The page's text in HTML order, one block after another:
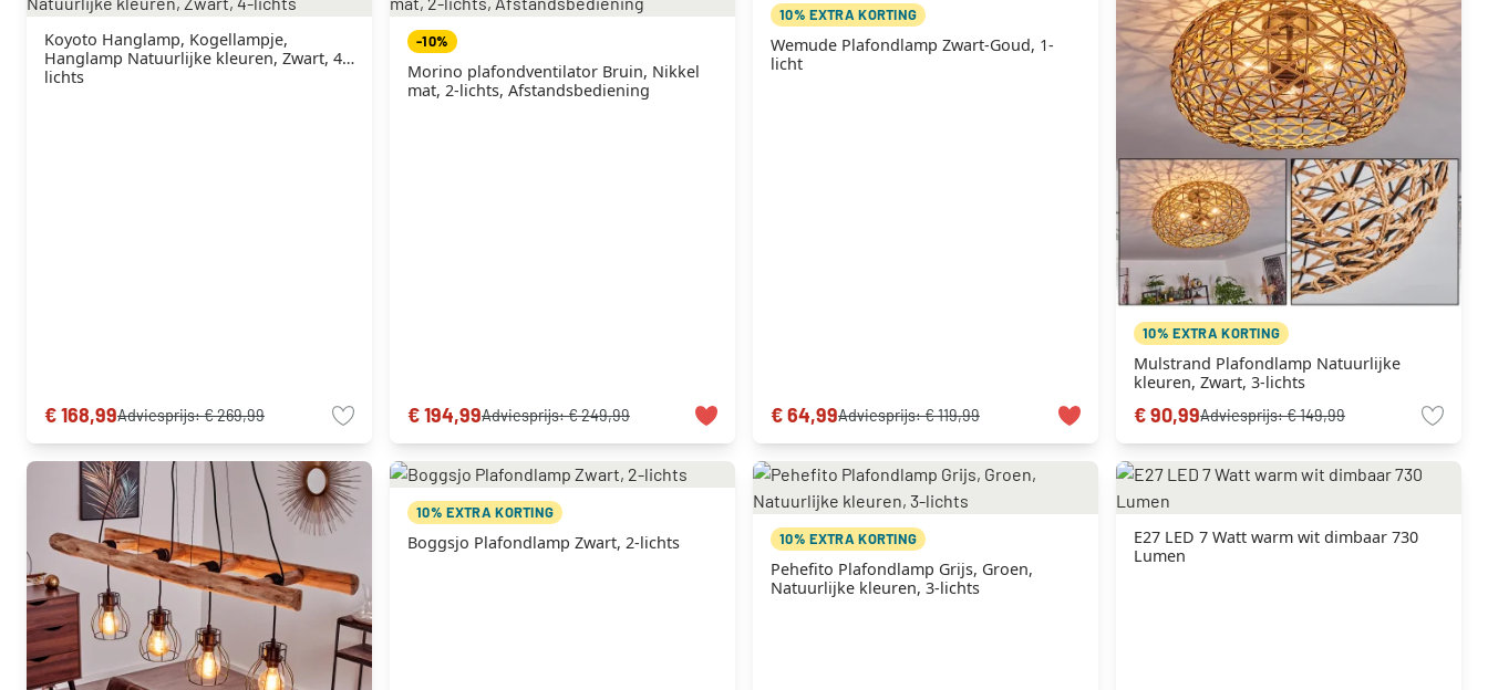
Koyoto Hanglamp, Kogellampje,
Hanglamp Natuurlijke kleuren, Zwart, 4-
lichts
€ 168,99Adviesprijs:€ 269,99
-10%
Morino plafondventilator Bruin, Nikkel
mat, 2-lichts, Afstandsbediening
€ 194,99Adviesprijs:€ 249,99
10% EXTRA KORTING
Wemude Plafondlamp Zwart-Goud, 1-
licht
€ 64,99Adviesprijs:€ 119,99
10% EXTRA KORTING
Mulstrand Plafondlamp Natuurlijke
kleuren, Zwart, 3-lichts
€ 90,99Adviesprijs:€ 149,99
10% EXTRA KORTING
Boggsjo Plafondlamp Zwart, 2-lichts 10% EXTRA KORTING
Pehefito Plafondlamp Grijs, Groen,
Natuurlijke kleuren, 3-lichts
E27 LED 7 Watt warm wit dimbaar 730
Lumen